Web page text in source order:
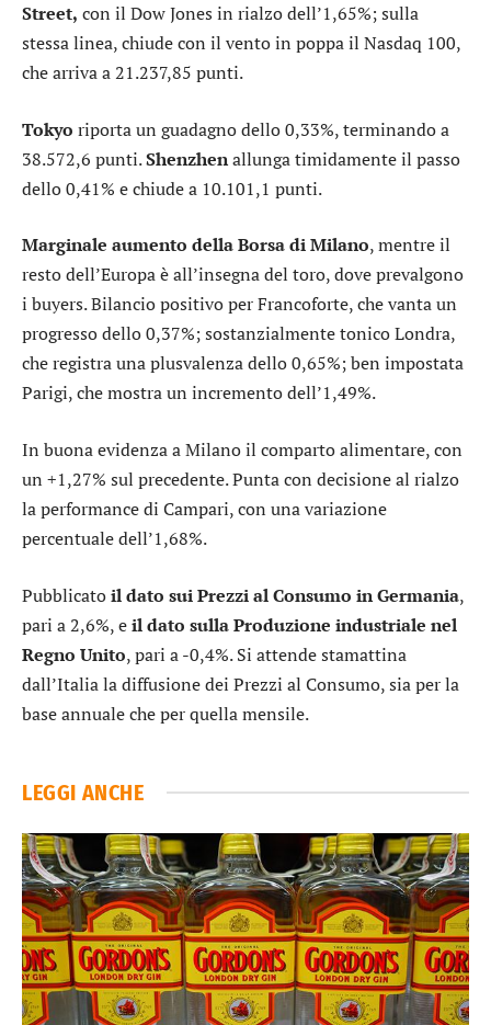
Street, con il Dow Jones in rialzo dell’1,65%; sulla
stessa linea, chiude con il vento in poppa il Nasdaq 100,
che arriva a 21.237,85 punti.
Tokyo riporta un guadagno dello 0,33%, terminando a
38.572,6 punti.Shenzhenallunga timidamente il passo
dello 0,41% e chiude a 10.101,1 punti.
Marginale aumento della Borsa di Milano, mentre il
resto dell’Europa è all’insegna del toro, dove prevalgono
i buyers. Bilancio positivo perFrancoforte, che vanta un
progresso dello 0,37%; sostanzialmente tonicoLondra,
che registra una plusvalenza dello 0,65%; ben impostata
Parigi, che mostra un incremento dell’1,49%.
In buona evidenza a Milano il compartoalimentare, con
un +1,27% sul precedente. Punta con decisione al rialzo
la performance di Campari, con una variazione
percentuale dell’1,68%.
Pubblicatoil dato sui Prezzi al Consumo in Germania,
pari a 2,6%, eil dato sulla Produzione industriale nel
Regno Unito, pari a -0,4%. Si attende stamattina
dall’Italia la diffusione dei Prezzi al Consumo, sia per la
base annuale che per quella mensile.
LEGGI ANCHE